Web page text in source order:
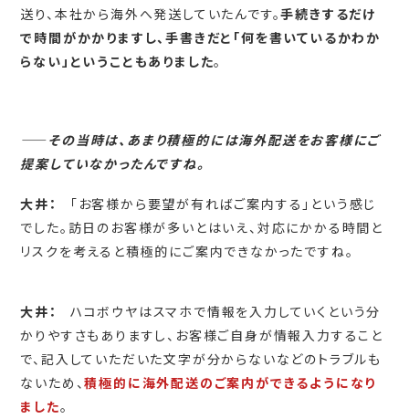
送り、本社から海外へ発送していたんです。手続きするだけ
で時間がかかりますし、手書きだと「何を書いているかわか
らない」ということもありました。
――その当時は、あまり積極的には海外配送をお客様にご
提案していなかったんですね。
大井：
「お客様から要望が有ればご案内する」という感じ
でした。訪日のお客様が多いとはいえ、対応にかかる時間と
リスクを考えると積極的にご案内できなかったですね。
大井：
ハコボウヤはスマホで情報を入力していくという分
かりやすさもありますし、お客様ご自身が情報入力すること
で、記入していただいた文字が分からないなどのトラブルも
ないため、積極的に海外配送のご案内ができるようになり
ました。